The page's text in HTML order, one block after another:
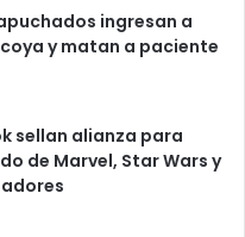
ingresan a
y matan a paciente
sellan alianza para
de Marvel, Star Wars y